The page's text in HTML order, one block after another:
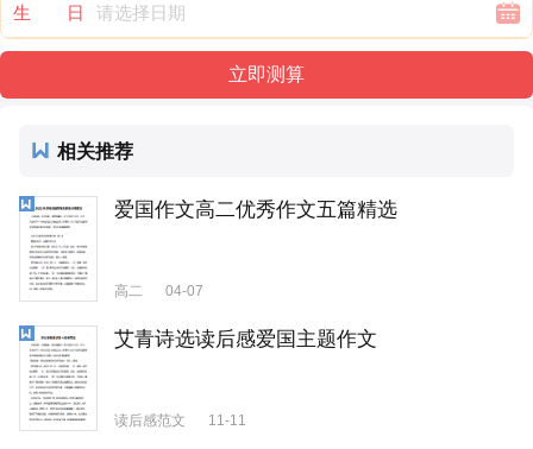
生 日
相关推荐
爱国作文高二优秀作文五篇精选
高二 04-07
艾青诗选读后感爱国主题作文
读后感范文 11-11